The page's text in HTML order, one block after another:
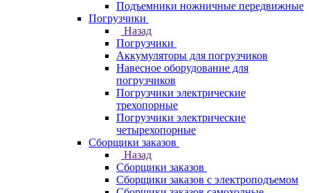
Подъемники ножничные передвижные
Погрузчики
Назад
Погрузчики
Аккумуляторы для погрузчиков
Навесное оборудование для
погрузчиков
Погрузчики электрические
трехопорные
Погрузчики электрические
четырехопорные
Сборщики заказов
Назад
Сборщики заказов
Сборщики заказов с электроподъемом